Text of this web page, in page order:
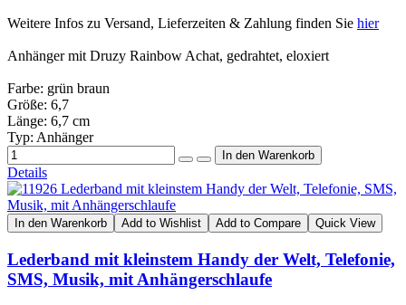
Weitere Infos zu Versand, Lieferzeiten & Zahlung finden Sie hier
Anhänger mit Druzy Rainbow Achat, gedrahtet, eloxiert
Farbe: grün braun
Größe: 6,7
Länge: 6,7 cm
Typ: Anhänger
Details
In den Warenkorb Add to Wishlist Add to Compare Quick View
Lederband mit kleinstem Handy der Welt, Telefonie,
SMS, Musik, mit Anhängerschlaufe